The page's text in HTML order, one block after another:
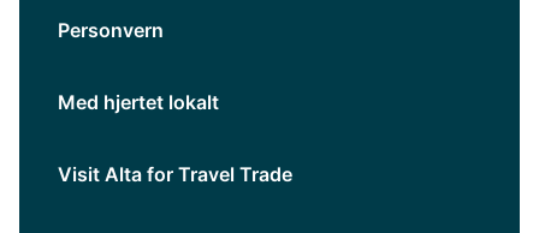
Personvern
Med hjertet lokalt
Visit Alta for Travel Trade